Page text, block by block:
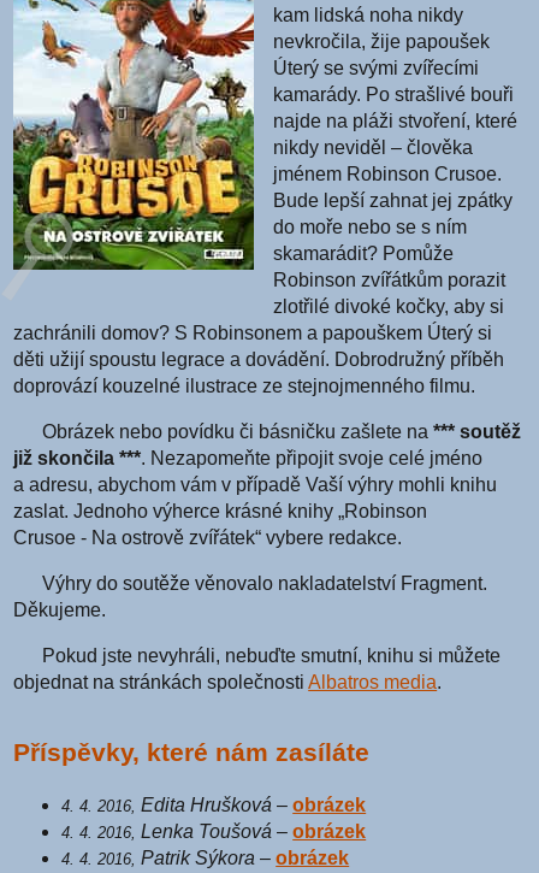
kam lidská noha nikdy
nevkročila, žije papoušek
Úterý se svými zvířecími
kamarády. Po strašlivé bouři
najde na pláži stvoření, které
nikdy neviděl – člověka
jménem Robinson Crusoe.
Bude lepší zahnat jej zpátky
do moře nebo se s ním
skamarádit? Pomůže
Robinson zvířátkům porazit
zlotřilé divoké kočky, aby si
zachránili domov? S Robinsonem a papouškem Úterý si
děti užijí spoustu legrace a dovádění. Dobrodružný příběh
doprovází kouzelné ilustrace ze stejnojmenného filmu.
Obrázek nebo povídku či básničku zašlete na*** soutěž
již skončila ***. Nezapomeňte připojit svoje celé jméno
a adresu, abychom vám v případě Vaší výhry mohli knihu
zaslat. Jednoho výherce krásné knihy „Robinson
Crusoe - Na ostrově zvířátek“ vybere redakce.
Výhry do soutěže věnovalo nakladatelství Fragment.
Děkujeme.
Pokud jste nevyhráli, nebuďte smutní, knihu si můžete
objednat na stránkách společnostiAlbatros media.
Příspěvky, které nám zasíláte
4. 4. 2016, Edita Hrušková –obrázek
4. 4. 2016, Lenka Toušová –obrázek
4. 4. 2016, Patrik Sýkora –obrázek